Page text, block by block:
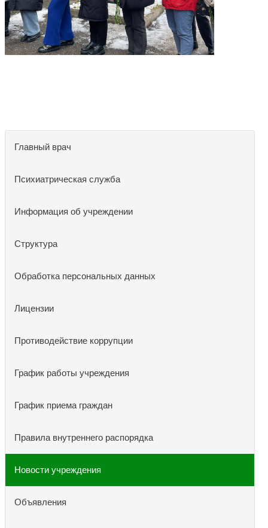
Главный врач
Психиатрическая служба
Информация об учреждении
Структура
Обработка персональных данных
Лицензии
Противодействие коррупции
График работы учреждения
График приема граждан
Правила внутреннего распорядка
Новости учреждения
Объявления